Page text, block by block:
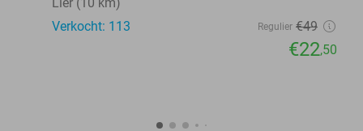
Verkocht: 113
Regulier €49
€22,50